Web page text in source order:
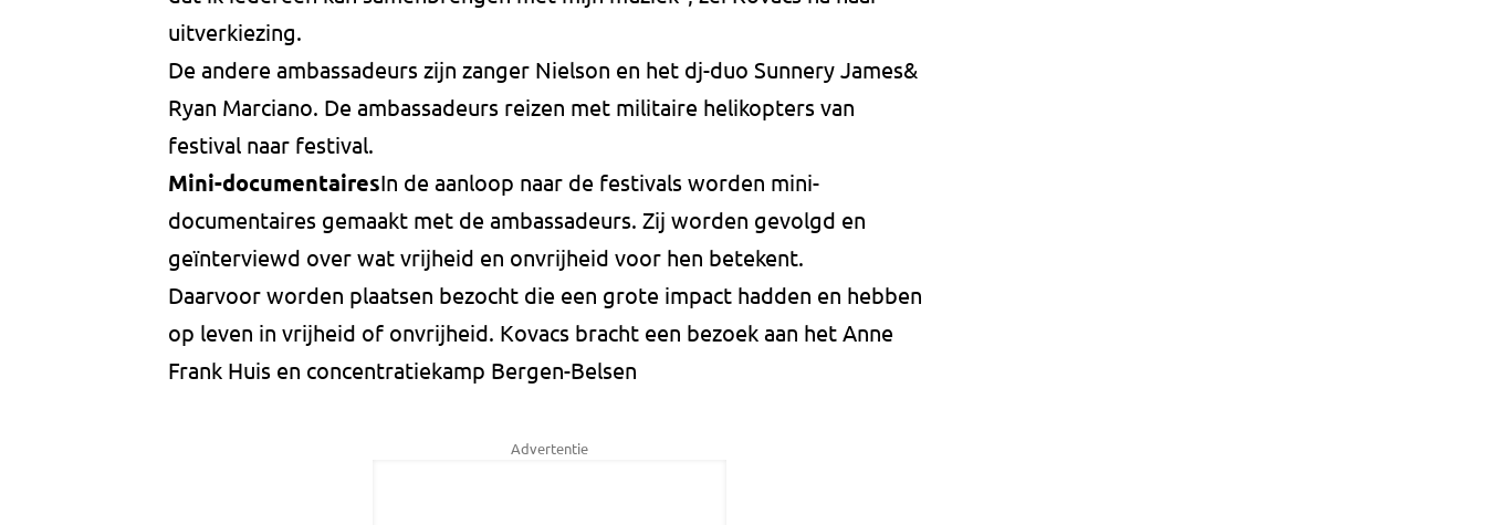
uitverkiezing.
De andere ambassadeurs zijn zanger Nielson en het dj-duo Sunnery James&
Ryan Marciano. De ambassadeurs reizen met militaire helikopters van
festival naar festival.
Mini-documentairesIn de aanloop naar de festivals worden mini-
documentaires gemaakt met de ambassadeurs. Zij worden gevolgd en
geïnterviewd over wat vrijheid en onvrijheid voor hen betekent.
Daarvoor worden plaatsen bezocht die een grote impact hadden en hebben
op leven in vrijheid of onvrijheid. Kovacs bracht een bezoek aan het Anne
Frank Huis en concentratiekamp Bergen-Belsen
Advertentie